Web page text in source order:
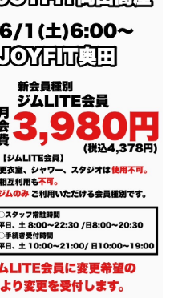
スタジオプログラム情報
よくあるご質問
店舗を探す